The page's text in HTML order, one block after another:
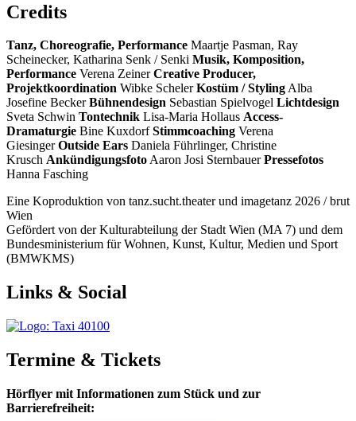
Credits
Tanz, Choreografie, Performance Maartje Pasman, Ray
Scheinecker, Katharina Senk / Senki Musik, Komposition,
Performance Verena ZeinerCreative Producer,
Projektkoordination Wibke SchelerKostüm / StylingAlba
Josefine BeckerBühnendesign Sebastian Spielvogel Lichtdesign
Sveta Schwin Tontechnik Lisa-Maria Hollaus Access-
Dramaturgie Bine KuxdorfStimmcoaching Verena
GiesingerOutside Ears Daniela Führlinger, Christine
Krusch AnkündigungsfotoAaron Josi SternbauerPressefotos
Hanna Fasching
Eine Koproduktion von tanz.sucht.theater und imagetanz 2026 / brut
Wien
Gefördert von der Kulturabteilung der Stadt Wien (MA 7) und dem
Bundesministerium für Wohnen, Kunst, Kultur, Medien und Sport
(BMWKMS)
Links & Social
Termine & Tickets
Hörflyer mit Informationen zum Stück und zur
Barrierefreiheit: